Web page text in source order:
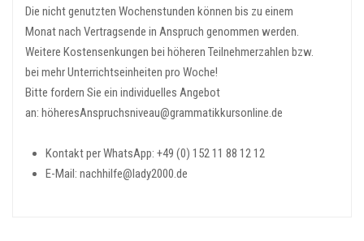
Die nicht genutzten Wochenstunden können bis zu einem
Monat nach Vertragsende in Anspruch genommen werden.
Weitere Kostensenkungen bei höheren Teilnehmerzahlen bzw.
bei mehr Unterrichtseinheiten pro Woche!
Bitte fordern Sie ein individuelles Angebot
an: höheresAnspruchsniveau@grammatikkursonline.de
Kontakt per WhatsApp: +49 (0) 152 11 88 12 12
E-Mail: nachhilfe@lady2000.de